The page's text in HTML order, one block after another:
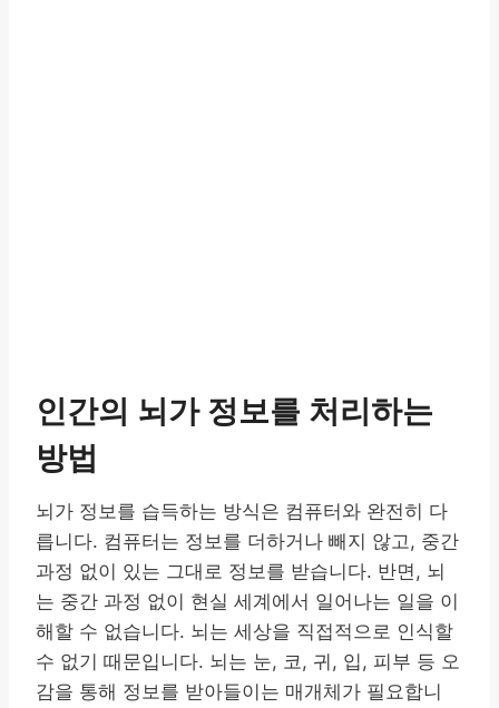
인간의 뇌가 정보를 처리하는
방법
뇌가 정보를 습득하는 방식은 컴퓨터와 완전히 다
릅니다. 컴퓨터는 정보를 더하거나 빼지 않고, 중간
과정 없이 있는 그대로 정보를 받습니다. 반면, 뇌
는 중간 과정 없이 현실 세계에서 일어나는 일을 이
해할 수 없습니다. 뇌는 세상을 직접적으로 인식할
수 없기 때문입니다. 뇌는 눈, 코, 귀, 입, 피부 등 오
감을 통해 정보를 받아들이는 매개체가 필요합니